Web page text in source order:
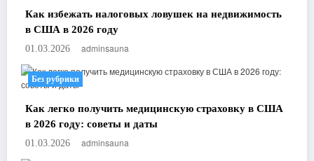
Как избежать налоговых ловушек на недвижимость
в США в 2026 году
01.03.2026 adminsauna
Без рубрики
Как легко получить медицинскую страховку в США
в 2026 году: советы и даты
01.03.2026 adminsauna